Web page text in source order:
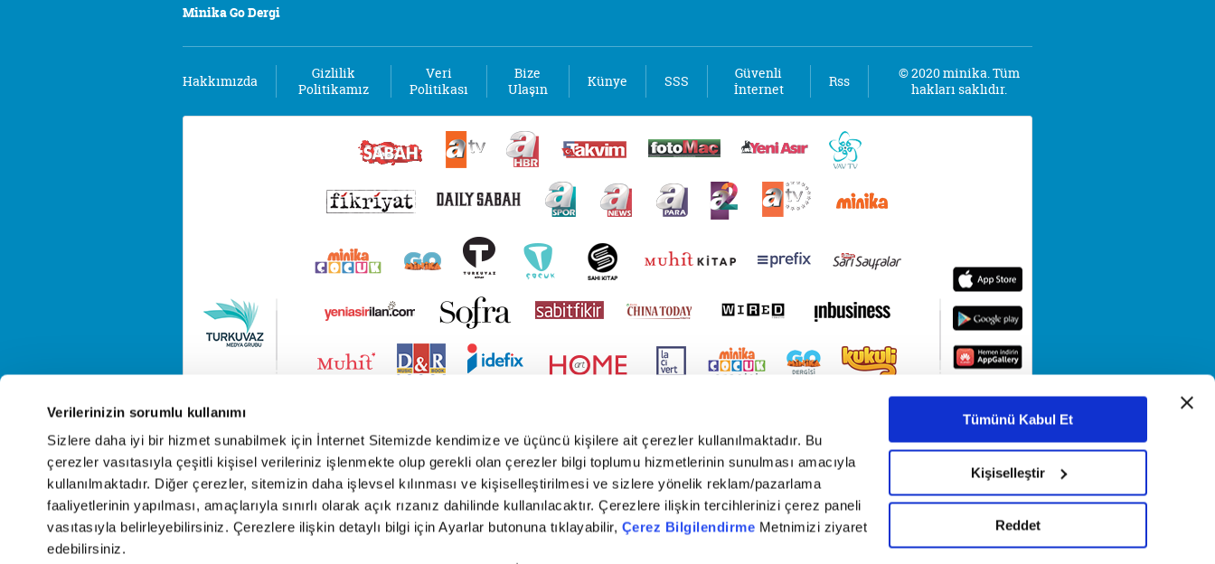
Verilerinizin sorumlu kullanımı
Sizlere daha iyi bir hizmet sunabilmek için İnternet Sitemizde kendimize ve üçüncü kişilere ait çerezler kullanılmaktadır. Bu
çerezler vasıtasıyla çeşitli kişisel verileriniz işlenmekte olup gerekli olan çerezler bilgi toplumu hizmetlerinin sunulması amacıyla
kullanılmaktadır. Diğer çerezler, sitemizin daha işlevsel kılınması ve kişiselleştirilmesi ve sizlere yönelik reklam/pazarlama
faaliyetlerinin yapılması, amaçlarıyla sınırlı olarak açık rızanız dahilinde kullanılacaktır. Çerezlere ilişkin tercihlerinizi çerez paneli
vasıtasıyla belirleyebilirsiniz. Çerezlere ilişkin detaylı bilgi için Ayarlar butonuna tıklayabilir, Çerez Bilgilendirme Metnimizi ziyaret
edebilirsiniz.
Tümünü Kabul Et
Kişiselleştir
Reddet
Minika Go Dergi
Hakkımızda
Gizlilik
Politikamız
Veri
Politikası
Bize
Ulaşın
Künye SSS
Güvenli
İnternet
Rss
© 2020 minika. Tüm
hakları saklıdır.
Copyright © 2026 Tüm hakları saklıdır. TURKUVAZ HABERLEŞME VE YAYINCILIK ANONİM ŞİRKETİ